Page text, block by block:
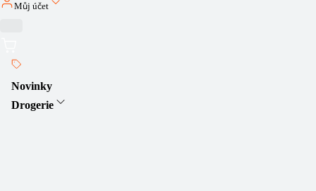
Můj účet
Novinky
Drogerie